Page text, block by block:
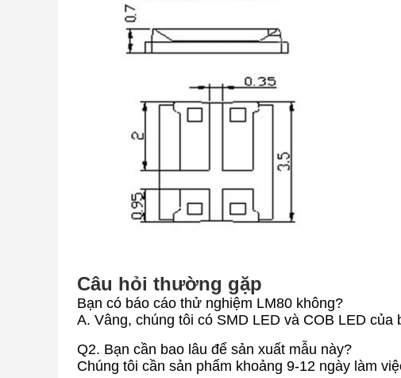
Câu hỏi thường gặp
Bạn có báo cáo thử nghiệm LM80 không?
A. Vâng, chúng tôi có SMD LED và COB LED của
Q2. Bạn cần bao lâu để sản xuất mẫu này?
Chúng tôi cần sản phẩm khoảng 9-12 ngày làm